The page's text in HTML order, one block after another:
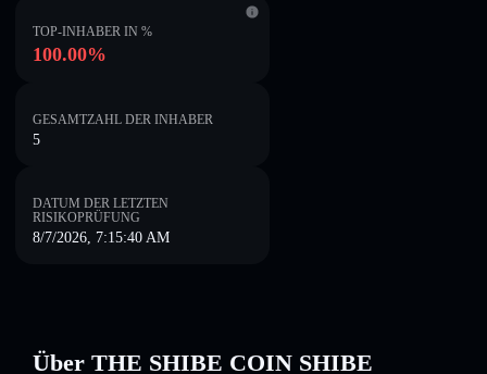
TOP-INHABER IN %
100.00%
GESAMTZAHL DER INHABER
5
DATUM DER LETZTEN
RISIKOPRÜFUNG
8/7/2026, 7:15:40 AM
Über THE SHIBE COIN SHIBE